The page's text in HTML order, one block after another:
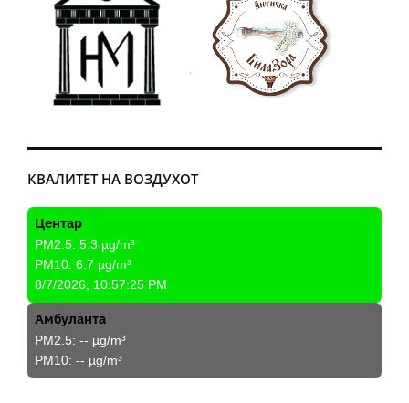
КВАЛИТЕТ НА ВОЗДУХОТ
Центар
PM2.5: 5.3 µg/m³
PM10: 6.7 µg/m³
8/7/2026, 10:57:25 PM
Амбуланта
PM2.5: -- µg/m³
PM10: -- µg/m³